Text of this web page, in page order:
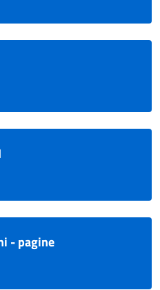
- pagine